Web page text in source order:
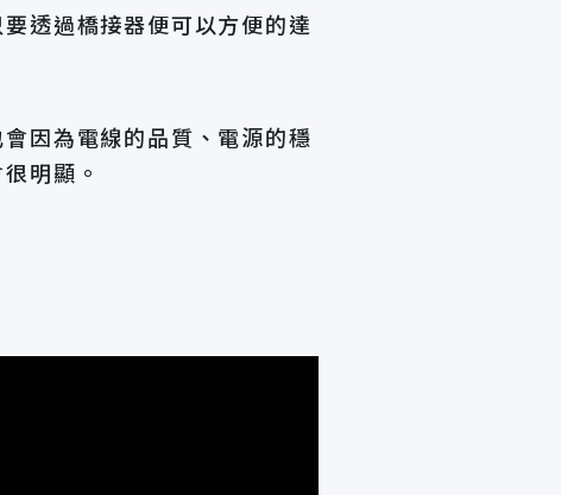
透過橋接器便可以方便的達
因為電線的品質、電源的穩
明顯。